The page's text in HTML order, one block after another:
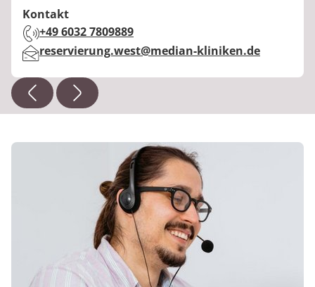
Kontakt
Telefon:
+49 6032 7809889
E-Mail:reservierung.west@median-kliniken.de